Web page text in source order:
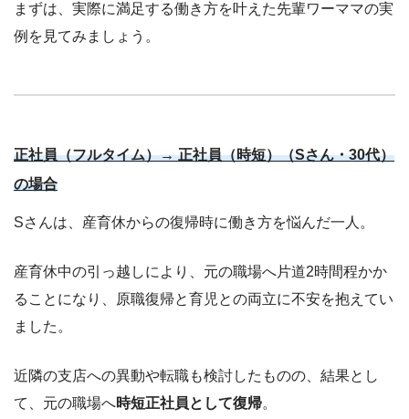
まずは、実際に満足する働き方を叶えた先輩ワーママの実
例を見てみましょう。
正社員（フルタイム）→ 正社員（時短）（Sさん・30代）
の場合
Sさんは、産育休からの復帰時に働き方を悩んだ一人。
産育休中の引っ越しにより、元の職場へ片道2時間程かか
ることになり、原職復帰と育児との両立に不安を抱えてい
ました。
近隣の支店への異動や転職も検討したものの、結果とし
て、元の職場へ時短正社員として復帰。